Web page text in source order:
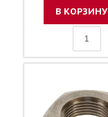
В КОРЗИНУ